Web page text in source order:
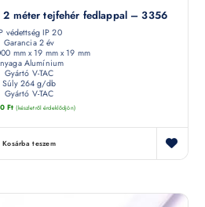
méter tejfehér fedlappal – 3356
védettség IP 20
Garancia 2 év
mm x 19 mm x 19 mm
Alumínium
Gyártó V-TAC
Súly 264 g/db
Gyártó V-TAC
Ft (készletről érdeklődjön)
Kosárba teszem